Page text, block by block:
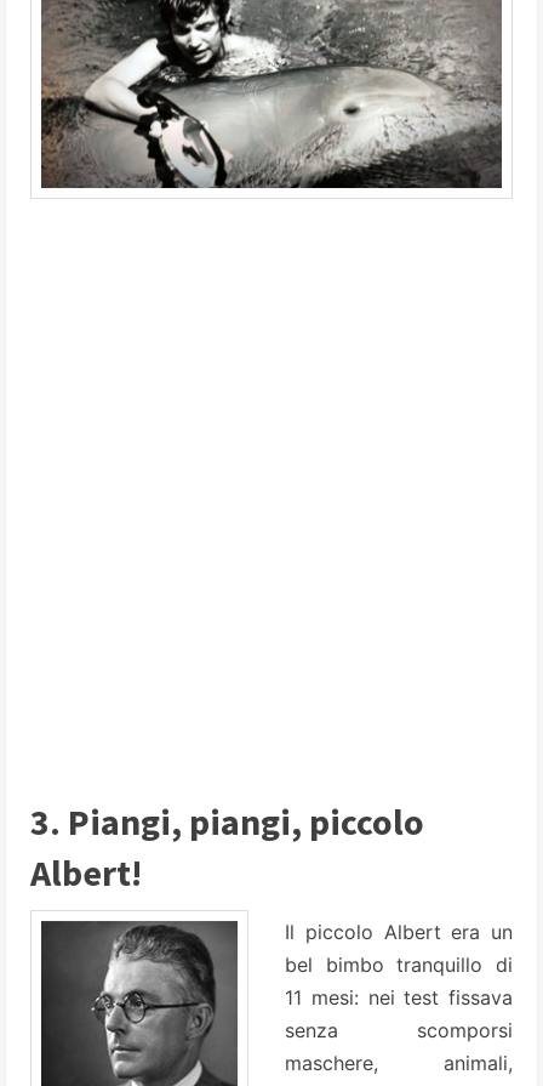
3. Piangi, piangi, piccolo
Albert!
Il piccolo Albert era un
bel bimbo tranquillo di
11 mesi: nei test fissava
senza scomporsi
maschere, animali,